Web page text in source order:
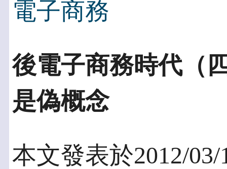
電子商務
後電子商務時代（
是偽概念
本文發表於2012/03/